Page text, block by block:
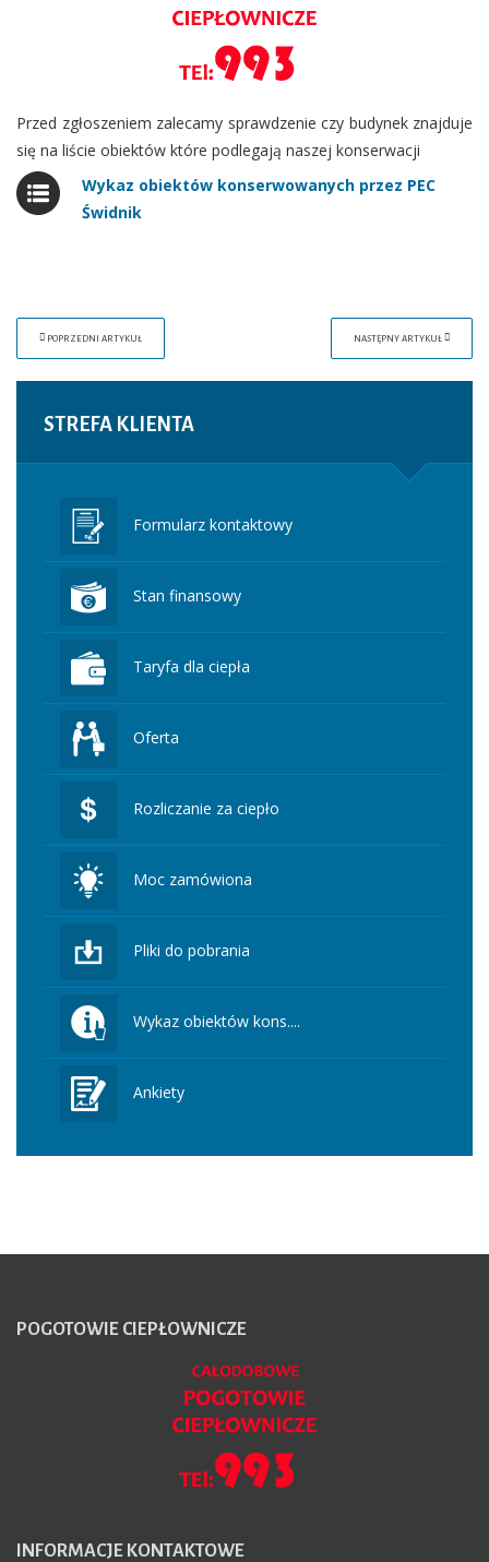
Przed zgłoszeniem zalecamy sprawdzenie czy budynek znajduje
się na liście obiektów które podlegają naszej konserwacji
Wykaz obiektów konserwowanych przez PEC
Świdnik
POPRZEDNI ARTYKUŁ NASTĘPNY ARTYKUŁ
STREFA KLIENTA
Formularz kontaktowy
Stan finansowy
Taryfa dla ciepła
Oferta
Rozliczanie za ciepło
Moc zamówiona
Pliki do pobrania
Wykaz obiektów kons....
Ankiety
POGOTOWIE CIEPŁOWNICZE
INFORMACJE KONTAKTOWE